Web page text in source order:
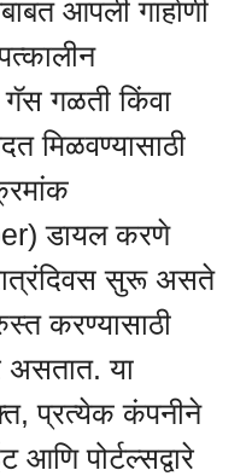
आपली गार्हाणी
गॅस गळती किंवा
मिळवण्यासाठी
डायल करणे
सुरू असते
करण्यासाठी
असतात. या
प्रत्येक कंपनीने
पोर्टल्सद्वारे